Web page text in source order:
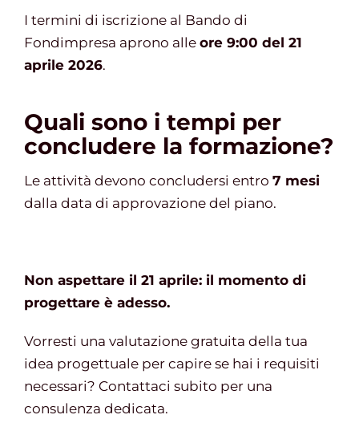
I termini di iscrizione al Bando di
Fondimpresa aprono alle ore 9:00 del 21
aprile 2026.
Quali sono i tempi per
concludere la formazione?
Le attività devono concludersi entro 7 mesi
dalla data di approvazione del piano.
Non aspettare il 21 aprile: il momento di
progettare è adesso.
Vorresti una valutazione gratuita della tua
idea progettuale per capire se hai i requisiti
necessari? Contattaci subito per una
consulenza dedicata.